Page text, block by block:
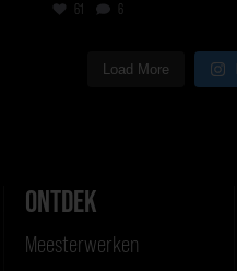
61 6
Load More
ONTDEK
Meesterwerken